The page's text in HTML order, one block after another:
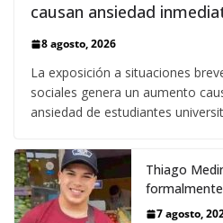
causan ansiedad
8 agosto, 2026
La exposición a situaciones
sociales genera un aumento
ansiedad de estudiantes
Thiago
7 agosto,